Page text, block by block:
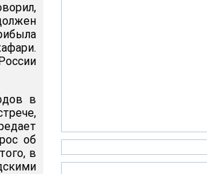
в
об
в